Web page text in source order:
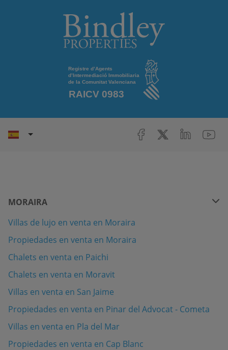
MORAIRA
Villas de lujo en venta en Moraira
Propiedades en venta en Moraira
Chalets en venta en Paichi
Chalets en venta en Moravit
Villas en venta en San Jaime
Propiedades en venta en Pinar del Advocat - Cometa
Villas en venta en Pla del Mar
Propiedades en venta en Cap Blanc